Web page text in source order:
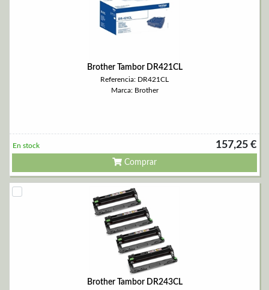
Brother Tambor DR421CL
Referencia: DR421CL
Marca: Brother
157,25 €
En stock
Comprar
Brother Tambor DR243CL